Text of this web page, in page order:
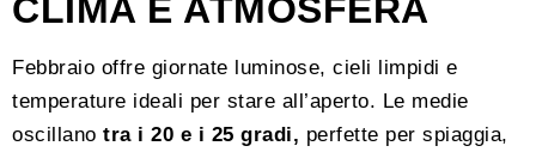
CLIMA E ATMOSFERA
Febbraio offre giornate luminose, cieli limpidi e
temperature ideali per stare all’aperto. Le medie
oscillano tra i 20 e i 25 gradi, perfette per spiaggia,